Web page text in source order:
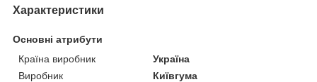
Характеристики
Основні атрибути
Країна виробник
Україна
Виробник
Київгума